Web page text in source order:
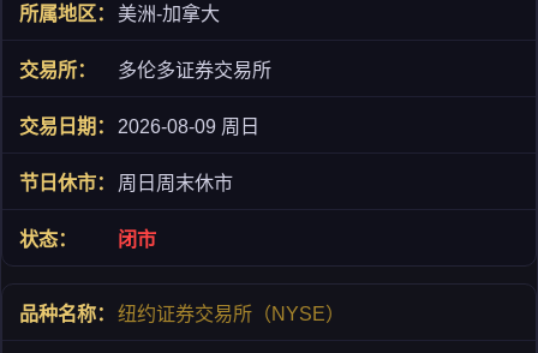
美洲-加拿大
多伦多证券交易所
2026-08-09 周日
周日周末休市
闭市
纽约证券交易所（NYSE）